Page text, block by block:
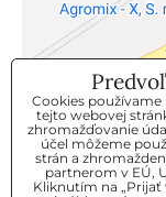
KLIENTSKÝ
Cookies používame
tejto webovej
zhromažďovanie
účel môžeme
strán a
partnerom v EÚ,
Kliknutím na „Prijať